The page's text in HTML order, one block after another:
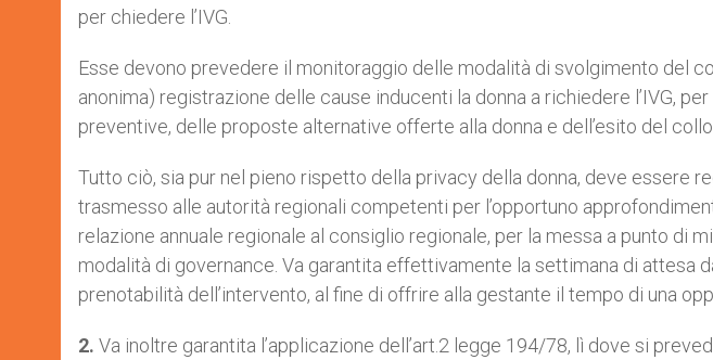
per chiedere l’IVG.
Esse devono prevedere il monitoraggio delle modalità di svolgimento del
anonima) registrazione delle cause inducenti la donna a richiedere l’IVG,
preventive, delle proposte alternative offerte alla donna e dell’esito del
Tutto ciò, sia pur nel pieno rispetto della privacy della donna, deve essere
trasmesso alle autorità regionali competenti per l’opportuno
relazione annuale regionale al consiglio regionale, per la messa a punto di
modalità di governance. Va garantita effettivamente la settimana di attesa
prenotabilità dell’intervento, al fine di offrire alla gestante il tempo di una
2. Va inoltre garantita l’applicazione dell’art.2 legge 194/78, lì dove si